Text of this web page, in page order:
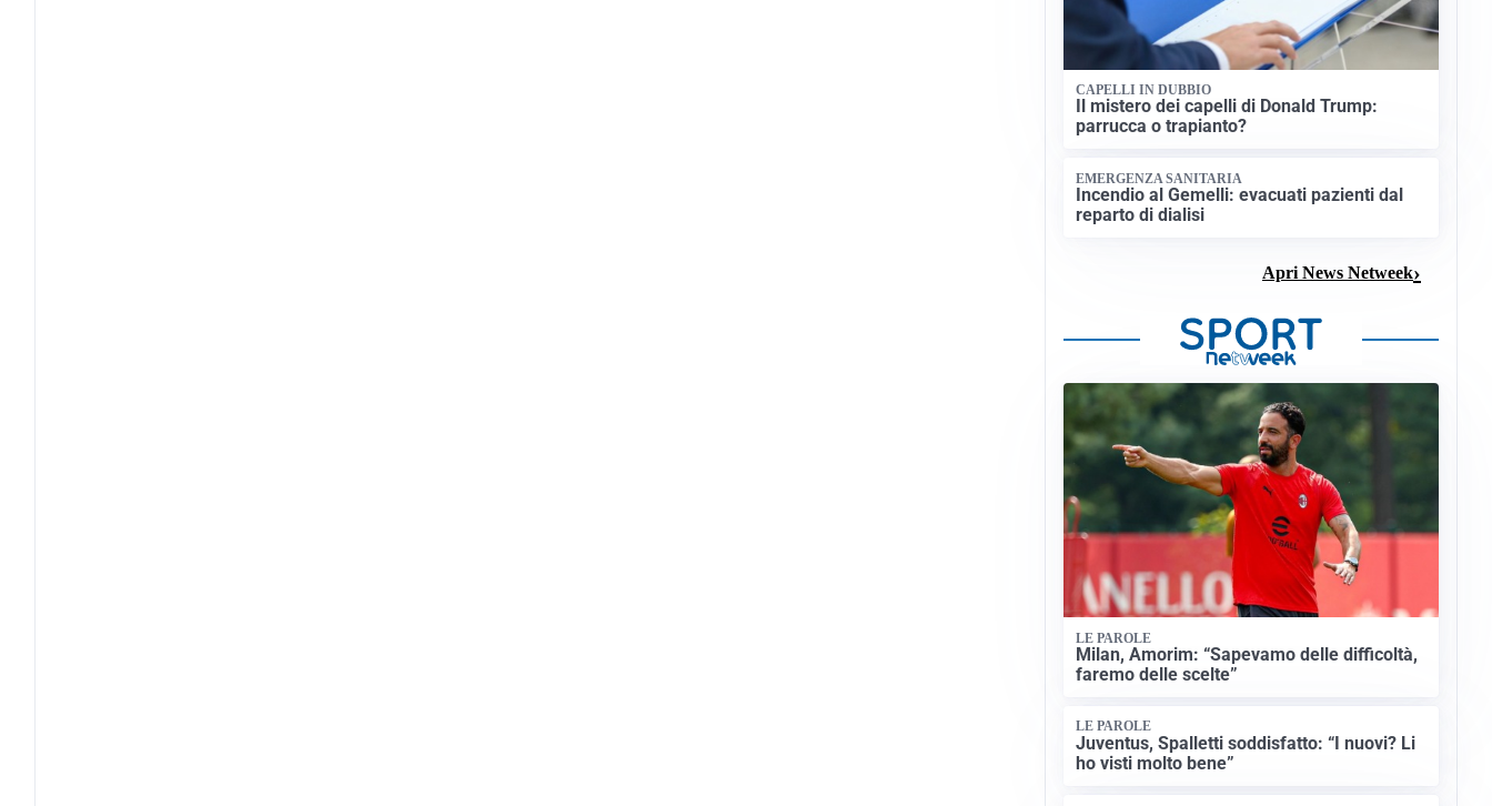
CAPELLI IN DUBBIO
Il mistero dei capelli di Donald Trump:
parrucca o trapianto?
EMERGENZA SANITARIA
Incendio al Gemelli: evacuati pazienti dal
reparto di dialisi
Apri News Netweek
LE PAROLE
Milan, Amorim: “Sapevamo delle difficoltà,
faremo delle scelte”
LE PAROLE
Juventus, Spalletti soddisfatto: “I nuovi? Li
ho visti molto bene”